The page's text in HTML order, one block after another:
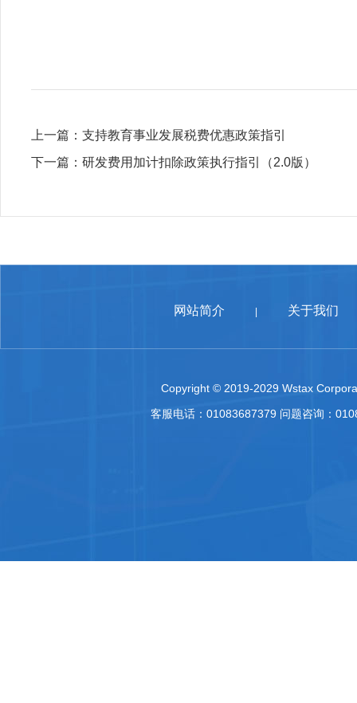
上一篇： 支持教育事业发展税费优惠政策指引
下一篇： 研发费用加计扣除政策执行指引（2.0版）
网站简介 关于我们
Copyright © 2019-2029 Wstax
客服电话：01083687379 问题咨询：